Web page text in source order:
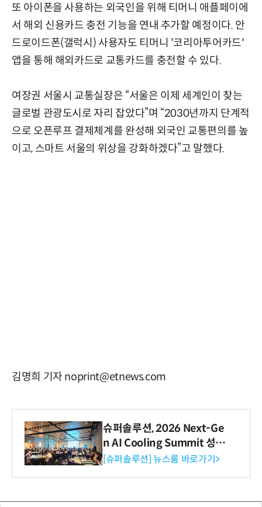
또 아이폰을 사용하는 외국인을 위해 티머니 애플페이에
서 해외 신용카드 충전 기능을 연내 추가할 예정이다. 안
드로이드폰(갤럭시) 사용자도 티머니 '코리아투어카드'
앱을 통해 해외카드로 교통카드를 충전할 수 있다.
여장권 서울시 교통실장은 “서울은 이제 세계인이 찾는
글로벌 관광도시로 자리 잡았다”며 “2030년까지 단계적
으로 오픈루프 결제체계를 완성해 외국인 교통편의를 높
이고, 스마트 서울의 위상을 강화하겠다”고 말했다.
김명희 기자 noprint@etnews.com
슈퍼솔루션, 2026 Next-Ge
n AI Cooling Summit 성황
리 성료
[슈퍼솔루션] 뉴스룸 바로가기>